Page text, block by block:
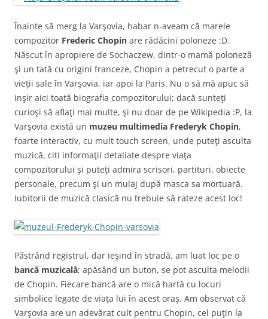
Înainte să merg la Varşovia, habar n-aveam că marele
compozitor Frederic Chopin are rădăcini poloneze :D.
Născut în apropiere de Sochaczew, dintr-o mamă poloneză
şi un tată cu origini franceze, Chopin a petrecut o parte a
vieţii sale în Varşovia, iar apoi la Paris. Nu o să mă apuc să
inşir aici toată biografia compozitorului; dacă sunteţi
curioşi să aflaţi mai multe, şi nu doar de pe Wikipedia :P, la
Varşovia există un muzeu multimedia Frederyk Chopin,
foarte interactiv, cu mult touch screen, unde puteţi asculta
muzică, citi informaţii detaliate despre viaţa
compozitorului şi puteţi admira scrisori, partituri, obiecte
personale, precum şi un mulaj după masca sa mortuară.
Iubitorii de muzică clasică nu trebuie să rateze acest loc!
Păstrând registrul, dar ieşind în stradă, am luat loc pe o
bancă muzicală; apăsând un buton, se pot asculta melodii
de Chopin. Fiecare bancă are o mică hartă cu locuri
simbolice legate de viaţa lui în acest oraş. Am observat că
Varşovia are un adevărat cult pentru Chopin, cel puţin la